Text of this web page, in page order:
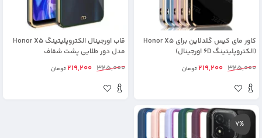
کاور مای کیس گلدلاین برای Honor X5
(الکتروپلیتینگ 6D اورجینال)
325,000
219,200تومان
قاب اورجینال الکتروپلیتینگ Honor X5
مدل دور طلایی پشت شفاف
325,000
219,200تومان
7%